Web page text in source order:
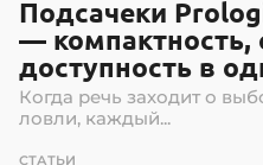
Подсачеки
— компактность,
доступность в
Когда речь заходит о
ловли, каждый...
СТАТЬИ